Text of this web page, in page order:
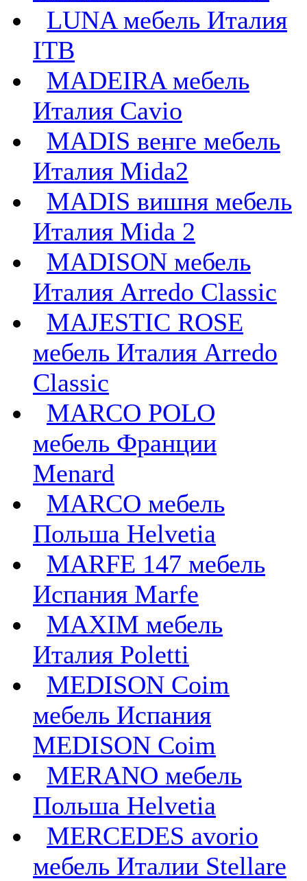
LUNA мебель Италия
ITB
MADEIRA мебель
Италия Cavio
MADIS венге мебель
Италия Mida2
MADIS вишня мебель
Италия Mida 2
MADISON мебель
Италия Arredo Classic
MAJESTIC ROSE
мебель Италия Arredo
Classic
MARCO POLO
мебель Франции
Menard
MARCO мебель
Польша Helvetia
MARFE 147 мебель
Испания Marfe
MAXIM мебель
Италия Poletti
MEDISON Coim
мебель Испания
MEDISON Coim
MERANO мебель
Польша Helvetia
MERCEDES avorio
мебель Италии Stellare